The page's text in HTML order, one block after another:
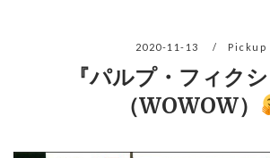
2020-11-13 Pickup
『パルプ・フィクシ
（WOWOW）